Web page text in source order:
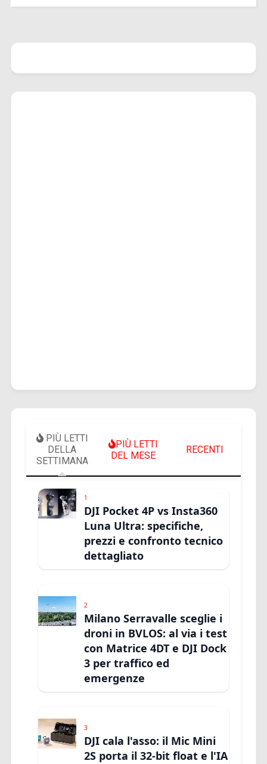
PIÙ LETTI
DELLA
SETTIMANA
PIÙ LETTI
DEL MESE
RECENTI
1
DJI Pocket 4P vs Insta360
Luna Ultra: specifiche,
prezzi e confronto tecnico
dettagliato
2
Milano Serravalle sceglie i
droni in BVLOS: al via i test
con Matrice 4DT e DJI Dock
3 per traffico ed
emergenze
3
DJI cala l'asso: il Mic Mini
2S porta il 32-bit float e l'IA